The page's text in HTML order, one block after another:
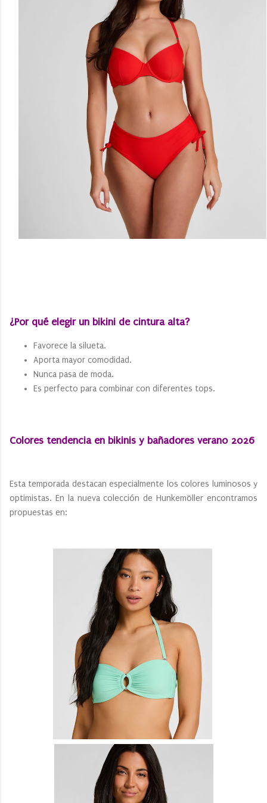
¿Por qué elegir un bikini de cintura alta?
Favorece la silueta.
Aporta mayor comodidad.
Nunca pasa de moda.
Es perfecto para combinar con diferentes tops.
Colores tendencia en bikinis y bañadores verano 2026
Esta temporada destacan especialmente los colores luminosos y
optimistas. En la nueva colección de Hunkemöller encontramos
propuestas en: